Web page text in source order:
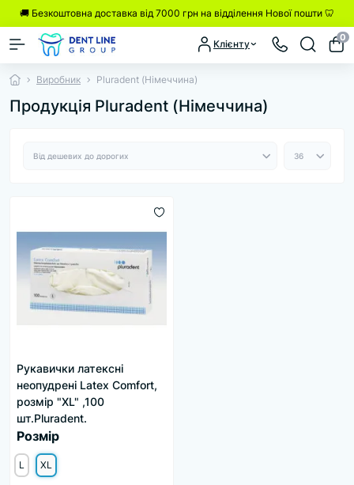
🚚 Безкоштовна доставка від 7000 грн на відділення Нової пошти 🦷
Клієнту
0
Виробник Pluradent (Німеччина)
Продукція Pluradent (Німеччина)
Рукавички латексні
неопудрені Latex Comfort,
розмір "XL" ,100
шт.Pluradent.
Розмір
L XL